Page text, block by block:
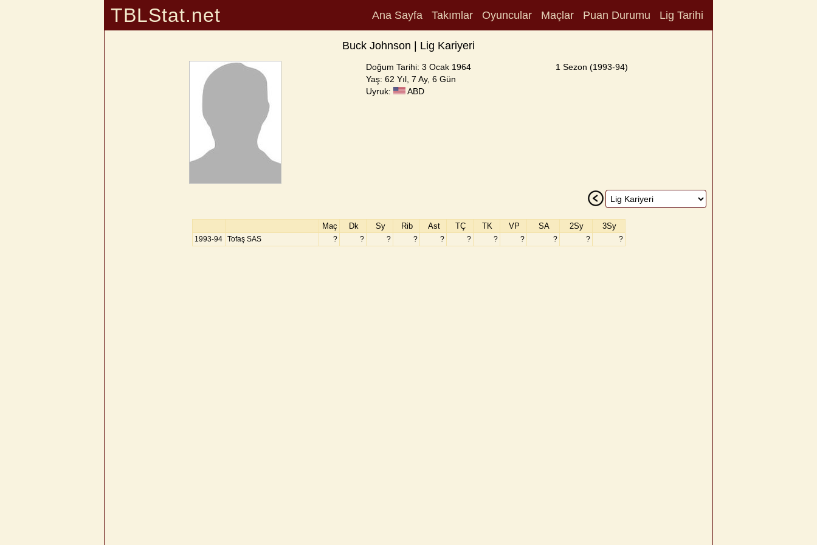
TBLStat.net Ana Sayfa Takımlar Oyuncular Maçlar Puan Durumu Lig Tarihi
Buck Johnson | Lig Kariyeri
Doğum Tarihi: 3 Ocak 1964
Yaş: 62 Yıl, 7 Ay, 6 Gün
Uyruk:
ABD
1 Sezon (1993-94)
Maç Dk Sy Rib Ast TÇ TK VP SA 2Sy 3Sy
1993-94 Tofaş SAS ? ? ? ? ? ? ? ? ? ? ?